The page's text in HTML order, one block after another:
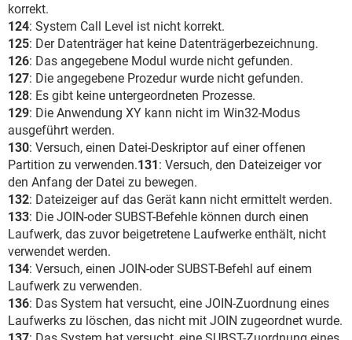
korrekt.
124: System Call Level ist nicht korrekt.
125: Der Datenträger hat keine Datenträgerbezeichnung.
126: Das angegebene Modul wurde nicht gefunden.
127: Die angegebene Prozedur wurde nicht gefunden.
128: Es gibt keine untergeordneten Prozesse.
129: Die Anwendung XY kann nicht im Win32-Modus
ausgeführt werden.
130: Versuch, einen Datei-Deskriptor auf einer offenen
Partition zu verwenden.131: Versuch, den Dateizeiger vor
den Anfang der Datei zu bewegen.
132: Dateizeiger auf das Gerät kann nicht ermittelt werden.
133: Die JOIN-oder SUBST-Befehle können durch einen
Laufwerk, das zuvor beigetretene Laufwerke enthält, nicht
verwendet werden.
134: Versuch, einen JOIN-oder SUBST-Befehl auf einem
Laufwerk zu verwenden.
136: Das System hat versucht, eine JOIN-Zuordnung eines
Laufwerks zu löschen, das nicht mit JOIN zugeordnet wurde.